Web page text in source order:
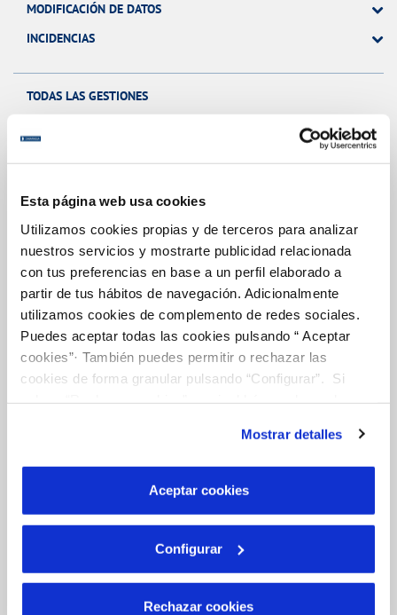
Esta página web usa cookies
Utilizamos cookies propias y de terceros para analizar
nuestros servicios y mostrarte publicidad relacionada
con tus preferencias en base a un perfil elaborado a
partir de tus hábitos de navegación. Adicionalmente
utilizamos cookies de complemento de redes sociales.
Puedes aceptar todas las cookies pulsando “ Aceptar
cookies”· También puedes permitir o rechazar las
cookies de forma granular pulsando “Configurar”. Si
son indispensables para que el sitio web funcione y que
por tanto no se pueden desactivar. Puedes consultar
más información en nuestraPolítica de Cookies
Mostrar detalles
Aceptar cookies
Configurar
Rechazar cookies
MODIFICACIÓN DE DATOS
INCIDENCIAS
TODAS LAS GESTIONES
Tu Servicio
FACTURAS Y PRECIOS
ATENCIÓN AL CLIENTE
COMPROMISO DE SERVICIO
Tu Agua
CUIDADOS DEL AGUA